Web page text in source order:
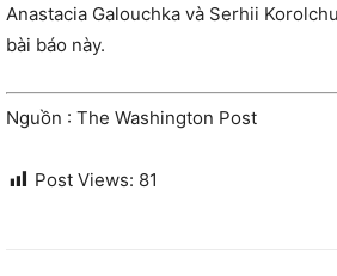
Anastacia Galouchka và Serhii
bài báo này.
Nguồn : The Washington Post
Post Views: 81